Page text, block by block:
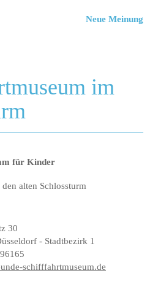
Neue Meinung
im
für Kinder
alten Schlossturm
30
- Stadtbezirk 1
schifffahrtmuseum.de